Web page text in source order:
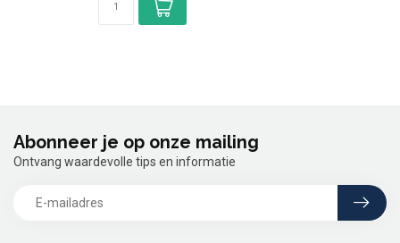
Abonneer je op onze mailing
Ontvang waardevolle tips en informatie